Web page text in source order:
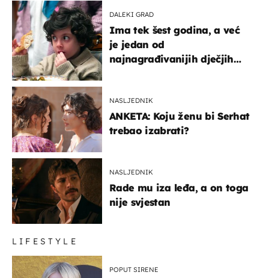
DALEKI GRAD
Ima tek šest godina, a već
je jedan od
najnagrađivanijih dječjih
NASLJEDNIK
ANKETA: Koju ženu bi Serhat
trebao izabrati?
NASLJEDNIK
Rade mu iza leđa, a on toga
nije svjestan
LIFESTYLE
POPUT SIRENE